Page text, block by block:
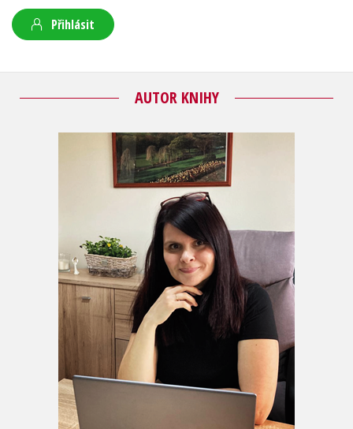
Přihlásit
AUTOR KNIHY